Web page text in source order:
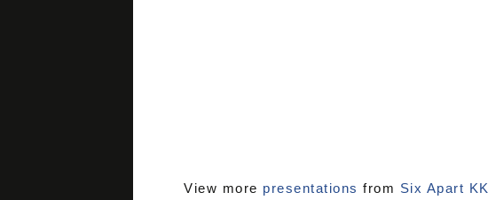
View more presentations from Six Apart KK